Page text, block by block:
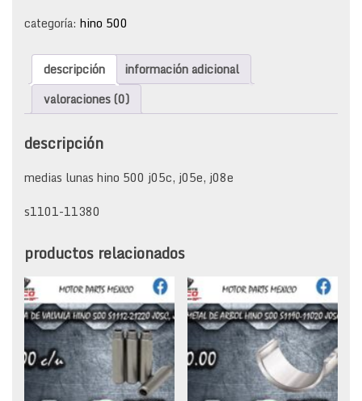
500
11380
j05c,
j05e,
j08e
categoría: hino 500
descripción
información adicional
valoraciones (0)
descripción
medias lunas hino 500 j05c, j05e, j08e
s1101-11380
productos relacionados